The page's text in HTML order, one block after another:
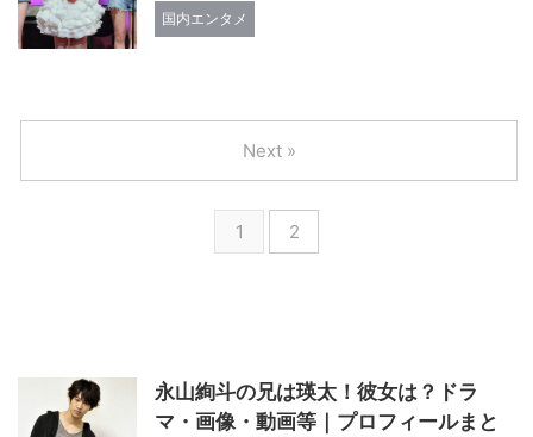
国内エンタメ
1 2
Next »
永山絢斗の兄は瑛太！彼女は？ドラ
マ・画像・動画等｜プロフィールまと